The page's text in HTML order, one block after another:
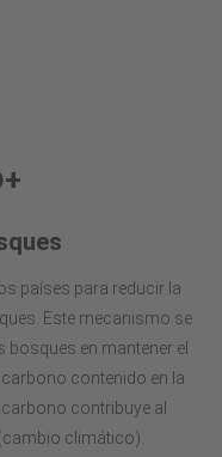
países para reducir la
Este mecanismo se
en mantener el
contenido en la
contribuye al
climático).